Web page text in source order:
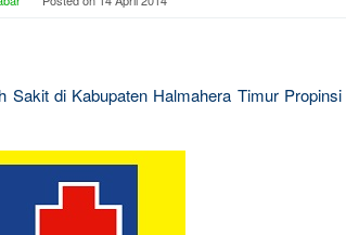
Sakit di Kabupaten Halmahera Timur